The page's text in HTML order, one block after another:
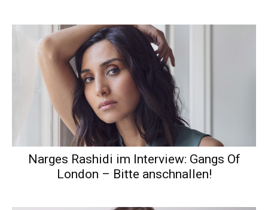
Narges Rashidi im Interview: Gangs Of
London – Bitte anschnallen!